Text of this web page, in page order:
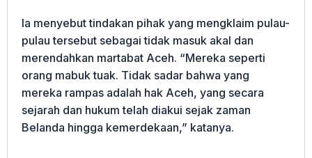
Ia menyebut tindakan pihak yang mengklaim pulau-
pulau tersebut sebagai tidak masuk akal dan
merendahkan martabat Aceh. “Mereka seperti
orang mabuk tuak. Tidak sadar bahwa yang
mereka rampas adalah hak Aceh, yang secara
sejarah dan hukum telah diakui sejak zaman
Belanda hingga kemerdekaan,” katanya.